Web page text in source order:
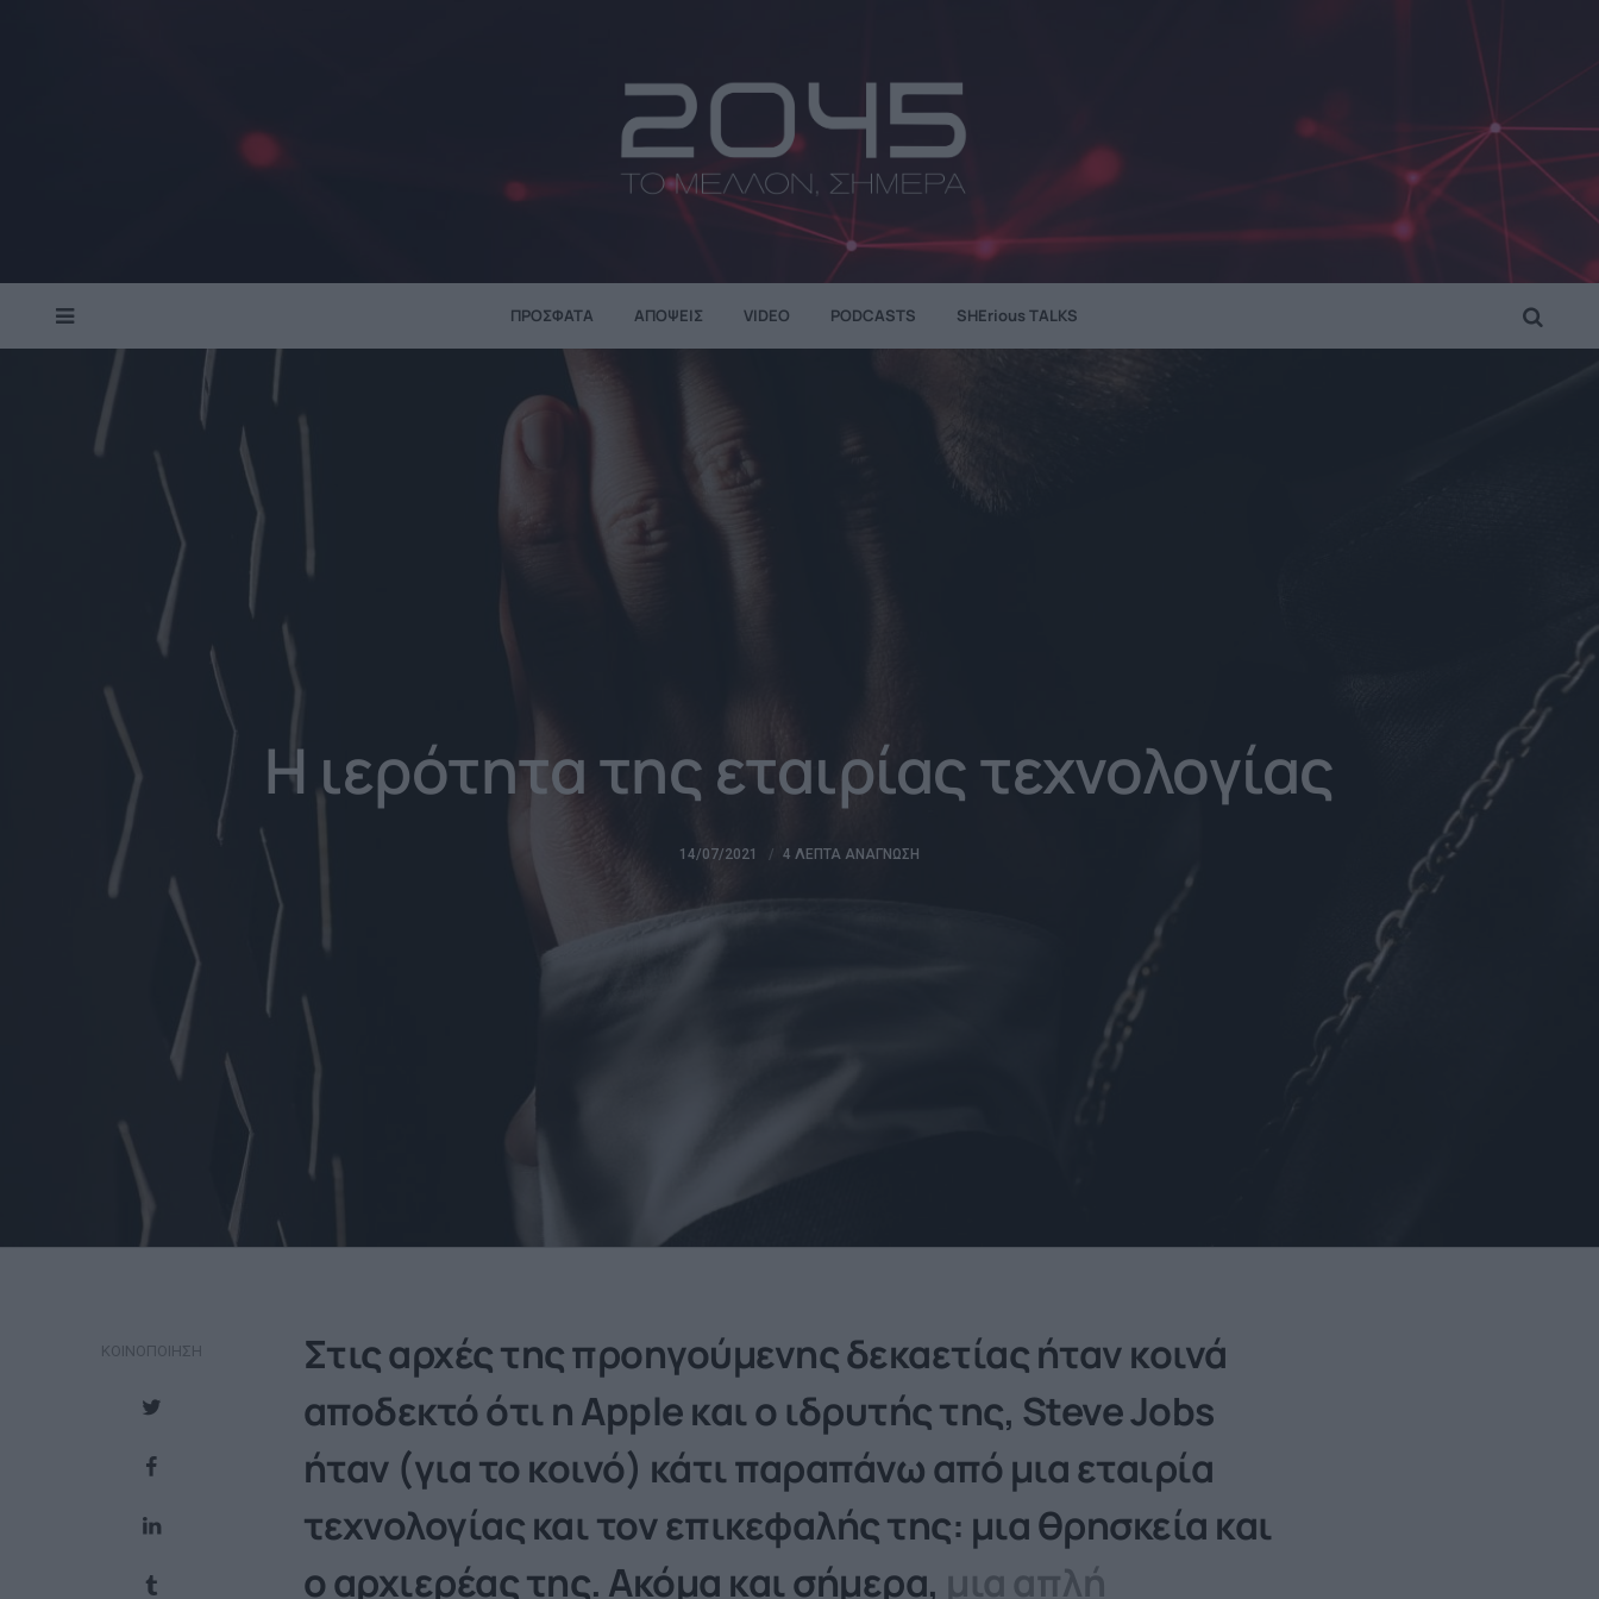
ΠΡΌΣΦΑΤΑ ΑΠΌΨΕΙΣ VIDEO PODCASTS
SHErious TALKS
SEARCH
Η ιερότητα της εταιρίας τεχνολογίας
14/07/2021 4 ΛΕΠΤΆ ΑΝΆΓΝΩΣΗ
ΚΟΙΝΟΠΟΊΗΣΗ
Στις αρχές της προηγούμενης δεκαετίας ήταν κοινά
αποδεκτό ότι η Apple και ο ιδρυτής της, Steve Jobs
ήταν (για το κοινό) κάτι παραπάνω από μια εταιρία
τεχνολογίας και τον επικεφαλής της: μια θρησκεία και
ο αρχιερέας της. Ακόμα και σήμερα, μια απλή